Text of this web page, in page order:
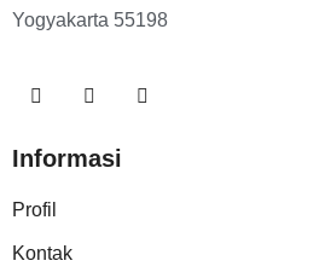
Yogyakarta 55198
Informasi
Profil
Kontak